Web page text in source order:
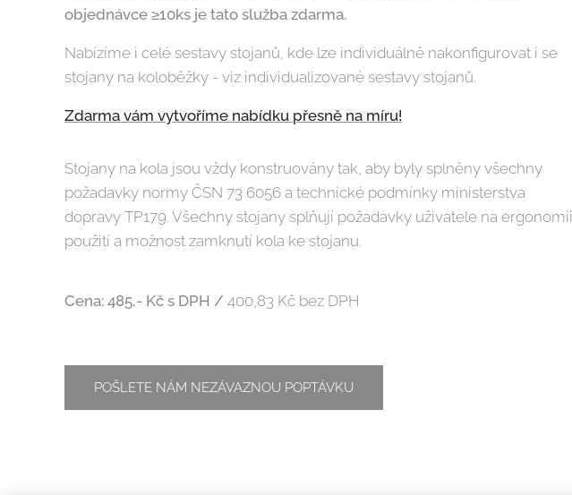
objednávce ≥10ks je tato služba zdarma.
Nabízíme i celé sestavy stojanů, kde lze individuálně nakonfigurovat i se
stojany na koloběžky - viz individualizované sestavy stojanů.
Zdarma vám vytvoříme nabídku přesně na míru!
Stojany na kola jsou vždy konstruovány tak, aby byly splněny všechny
požadavky normy ČSN 73 6056 a technické podmínky ministerstva
dopravy TP179. Všechny stojany splňují požadavky uživatele na ergonomii
použití a možnost zamknutí kola ke stojanu.
Cena: 485,- Kč s DPH / 400,83 Kč bez DPH
POŠLETE NÁM NEZÁVAZNOU POPTÁVKU